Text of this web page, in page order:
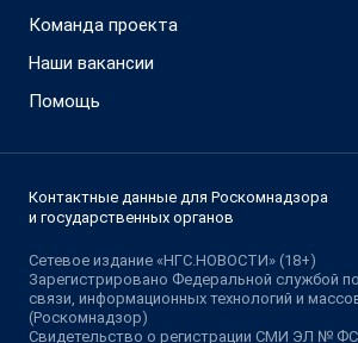
Команда проекта
Наши вакансии
Помощь
Контактные данные для Роскомнадзора
и государственных органов
Сетевое издание «НГС.НОВОСТИ» (18+)
Зарегистрировано Федеральной службой
связи, информационных технологий и
(Роскомнадзор)
Свидетельство о регистрации СМИ ЭЛ №